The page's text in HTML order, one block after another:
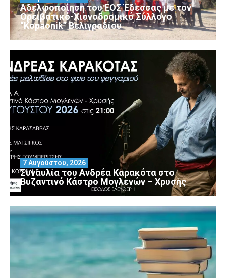
Αδελφοποίηση του ΕΟΣ Έδεσσας με τον
Ορειβατικό-Χιονοδρομικό Σύλλογο
“Kopaonik” Βελιγραδίου
Συναυλία του Ανδρέα Καρακότα στο
Βυζαντινό Κάστρο Μογλενών – Χρυσής
7 Αυγούστου, 2026